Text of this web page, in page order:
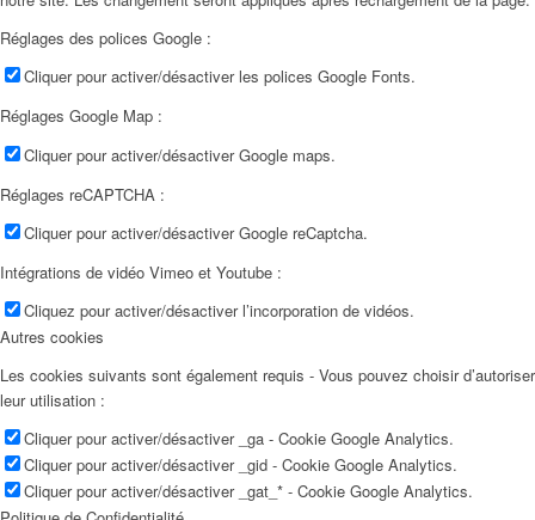
Réglages des polices Google :
Cliquer pour activer/désactiver les polices Google Fonts.
Réglages Google Map :
Cliquer pour activer/désactiver Google maps.
Réglages reCAPTCHA :
Cliquer pour activer/désactiver Google reCaptcha.
Intégrations de vidéo Vimeo et Youtube :
Cliquez pour activer/désactiver l’incorporation de vidéos.
Autres cookies
Les cookies suivants sont également requis - Vous pouvez choisir d’autoriser
leur utilisation :
Cliquer pour activer/désactiver _ga - Cookie Google Analytics.
Cliquer pour activer/désactiver _gid - Cookie Google Analytics.
Cliquer pour activer/désactiver _gat_* - Cookie Google Analytics.